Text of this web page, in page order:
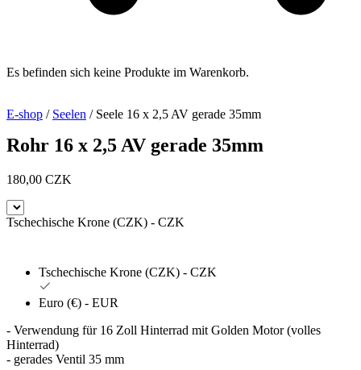
Es befinden sich keine Produkte im Warenkorb.
E-shop / Seelen / Seele 16 x 2,5 AV gerade 35mm
Rohr 16 x 2,5 AV gerade 35mm
180,00 CZK
Tschechische Krone (CZK) - CZK
Tschechische Krone (CZK) - CZK
Euro (€) - EUR
- Verwendung für 16 Zoll Hinterrad mit Golden Motor (volles
Hinterrad)
- gerades Ventil 35 mm